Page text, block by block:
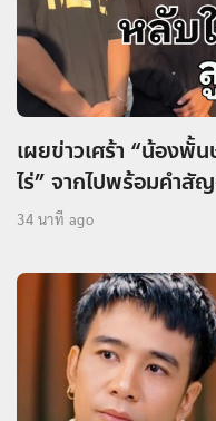
เผยข่าวเศร้า “น้องพั้
ไร่” จากไปพร้อมคำสั
34 นาที ago